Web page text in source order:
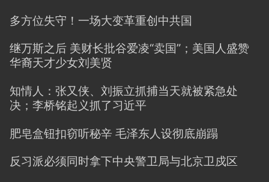
多方位失守！一场大变革重创中共国
继万斯之后 美财长批谷爱凌“卖国”；美国人盛赞
华裔天才少女刘美贤
知情人：张又侠、刘振立抓捕当天就被紧急处
决；李桥铭起义抓了习近平
肥皂盒钮扣窃听秘辛 毛泽东人设彻底崩蹋
反习派必须同时拿下中央警卫局与北京卫戍区